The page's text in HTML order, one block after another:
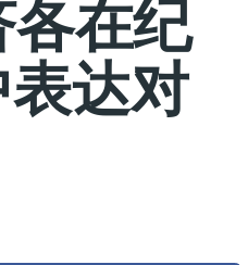
各在纪
表达对